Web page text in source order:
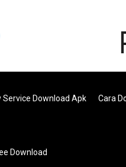
Service Download Apk Cara
Download